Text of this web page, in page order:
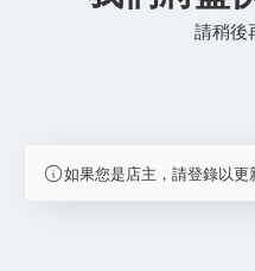
請稍後
如果您是店主，請登錄以更